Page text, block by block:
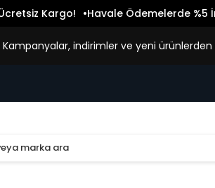
Kargo! Havale Ödemelerde %5
Kampanyalar, indirimler ve yeni